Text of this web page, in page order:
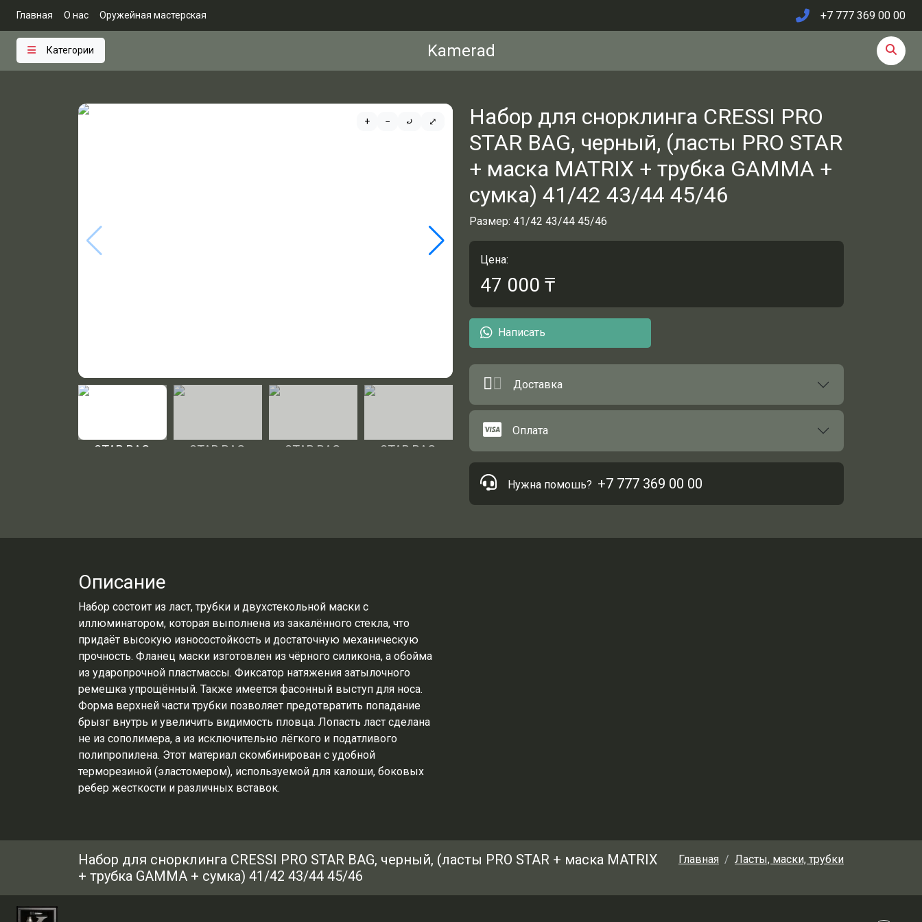
Главная О нас Оружейная мастерская +7 777 369 00 00
Категории Kamerad
+ − ⤾ ⤢
Набор для снорклинга CRESSI PRO
STAR BAG, черный, (ласты PRO STAR
+ маска MATRIX + трубка GAMMA +
сумка) 41/42 43/44 45/46
Размер: 41/42 43/44 45/46
Цена:
47 000 ₸
Написать
Доставка
Оплата
Нужна помошь? +7 777 369 00 00
Описание
Набор состоит из ласт, трубки и двухстекольной маски с
иллюминатором, которая выполнена из закалённого стекла, что
придаёт высокую износостойкость и достаточную механическую
прочность. Фланец маски изготовлен из чёрного силикона, а обойма
из ударопрочной пластмассы. Фиксатор натяжения затылочного
ремешка упрощённый. Также имеется фасонный выступ для носа.
Форма верхней части трубки позволяет предотвратить попадание
брызг внутрь и увеличить видимость пловца. Лопасть ласт сделана
не из сополимера, а из исключительно лёгкого и податливого
полипропилена. Этот материал скомбинирован с удобной
терморезиной (эластомером), используемой для калоши, боковых
ребер жесткости и различных вставок.
Набор для снорклинга CRESSI PRO STAR BAG, черный, (ласты PRO STAR + маска MATRIX
+ трубка GAMMA + сумка) 41/42 43/44 45/46
Главная Ласты, маски, трубки